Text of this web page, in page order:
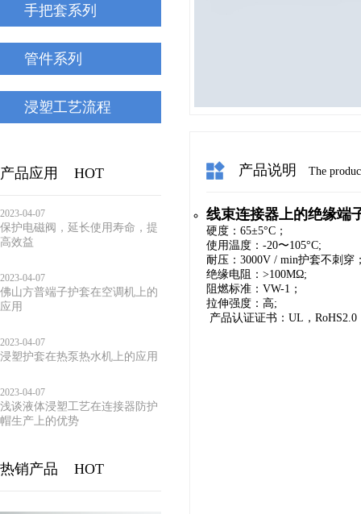
手把套系列
管件系列
浸塑工艺流程
产品应用 HOT
2023-04-07
保护电磁阀，延长使用寿命，提
高效益
2023-04-07
佛山方普端子护套在空调机上的
应用
2023-04-07
浸塑护套在热泵热水机上的应用
2023-04-07
浅谈液体浸塑工艺在连接器防护
帽生产上的优势
热销产品 HOT
产品说明 The
线束连接器上的绝缘端
硬度：65±5°C；
使用温度：-20〜105°C;
耐压：3000V / min护套不刺穿
绝缘电阻：>100MΩ;
阻燃标准：VW-1；
拉伸强度：高;
产品认证证书：UL，RoHS2.0